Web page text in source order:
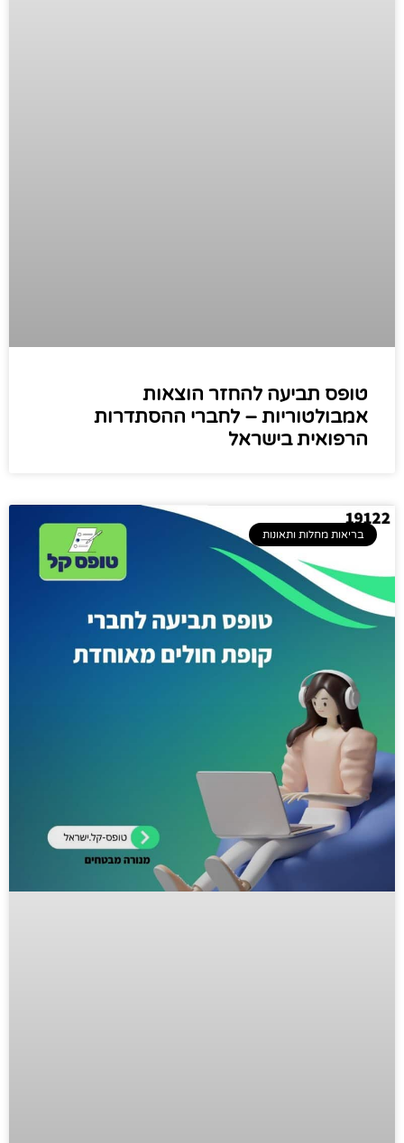
טופס תביעה להחזר הוצאות
אמבולטוריות – לחברי ההסתדרות
הרפואית בישראל
בריאות מחלות ותאונות